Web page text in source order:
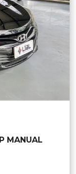
MANUAL